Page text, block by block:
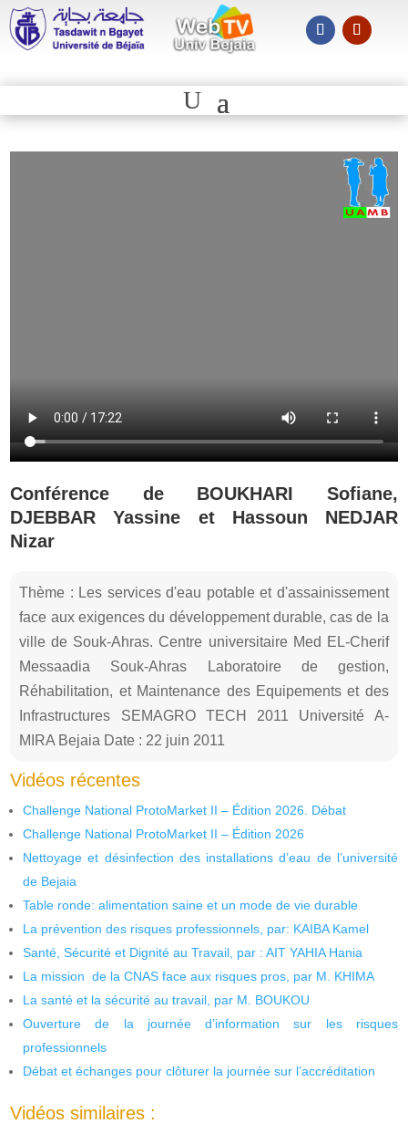
Conférence de BOUKHARI Sofiane,
DJEBBAR Yassine et Hassoun NEDJAR
Nizar
Thème : Les services d'eau potable et d'assainissement
face aux exigences du développement durable, cas de la
ville de Souk-Ahras. Centre universitaire Med EL-Cherif
Messaadia Souk-Ahras Laboratoire de gestion,
Réhabilitation, et Maintenance des Equipements et des
Infrastructures SEMAGRO TECH 2011 Université A-
MIRA Bejaia Date : 22 juin 2011
Vidéos récentes
Challenge National ProtoMarket II – Édition 2026. Débat
Challenge National ProtoMarket II – Édition 2026
Nettoyage et désinfection des installations d’eau de l’université
de Bejaia
Table ronde: alimentation saine et un mode de vie durable
La prévention des risques professionnels, par: KAIBA Kamel
Santé, Sécurité et Dignité au Travail, par : AIT YAHIA Hania
La mission de la CNAS face aux risques pros, par M. KHIMA
La santé et la sécurité au travail, par M. BOUKOU
Ouverture de la journée d’information sur les risques
professionnels
Débat et échanges pour clôturer la journée sur l’accréditation
Vidéos similaires :